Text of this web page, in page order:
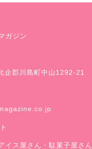
ガジン
企郡川島町中山1292-21
イス屋さん ・駄菓子屋さん